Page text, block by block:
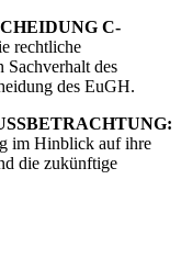
C-
rechtliche
Sachverhalt des
des EuGH.
im Hinblick auf ihre
die zukünftige